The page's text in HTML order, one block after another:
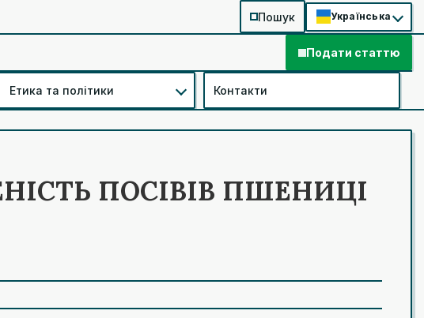
Пошук Українська
Подати статтю
Етика та політики Контакти
ПОСІВІВ ПШЕНИЦІ